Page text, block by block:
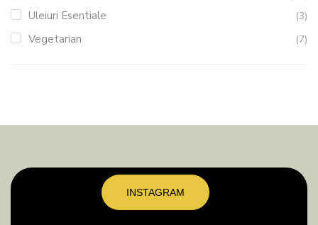
Uleiuri Esentiale (3)
Vegetarian (7)
INSTAGRAM